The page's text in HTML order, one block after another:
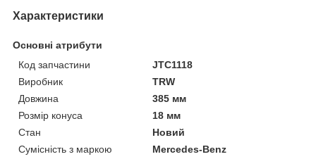
Характеристики
Основні атрибути
Код запчастини
JTC1118
Виробник
TRW
Довжина
385 мм
Розмір конуса
18 мм
Стан
Новий
Сумісність з маркою
Mercedes-Benz